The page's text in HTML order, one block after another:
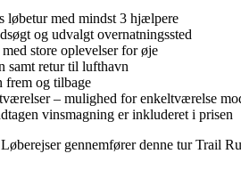
løbetur med mindst 3 hjælpere
og udvalgt overnatningssted
store oplevelser for øje
samt retur til lufthavn
frem og tilbage
– mulighed for enkeltværelse
vinsmagning er inkluderet i prisen
gennemfører denne tur Trail